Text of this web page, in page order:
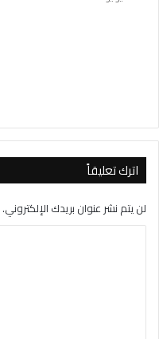
اترك تعليقاً
لن يتم نشر عنوان بريدك الإلكتروني.